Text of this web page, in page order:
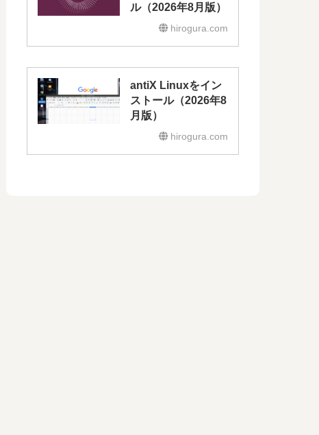
ル（2026年8月版）
hirogura.com
antiX Linuxをイン
ストール（2026年8
月版）
hirogura.com